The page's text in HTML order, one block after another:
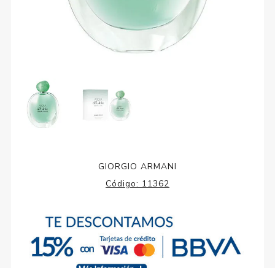
GIORGIO ARMANI
Código: 11362